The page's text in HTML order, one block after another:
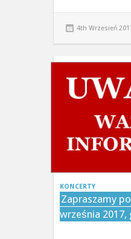
4th Wrzesień
KONCERTY
Zapraszamy
września 2017,